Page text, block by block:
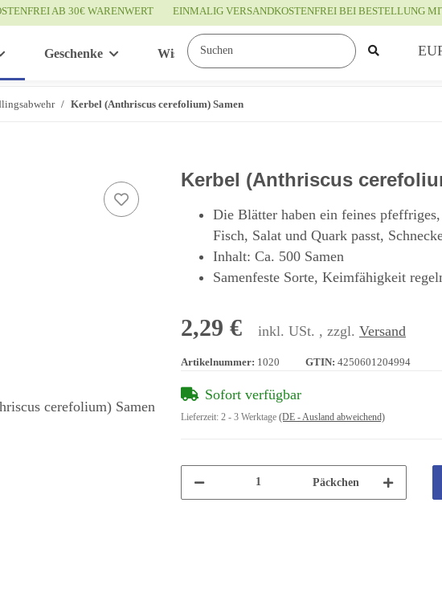
AB 30€ WARENWERT EINMALIG VERSANDKOSTENFREI BEI BESTELLUNG
Geschenke Wissenswertes
Kerbel (Anthriscus cerefolium) Samen
Kerbel (Anthriscus
Die Blätter haben ein feines
Fisch, Salat und Quark passt,
Inhalt: Ca. 500 Samen
Samenfeste Sorte, Keimfähigkeit
2,29 € inkl. USt. , zzgl. Versand
Artikelnummer: 1020 GTIN: 4250601204994
Sofort verfügbar
Lieferzeit: 2 - 3 Werktage (DE - Ausland abweichend)
Päckchen